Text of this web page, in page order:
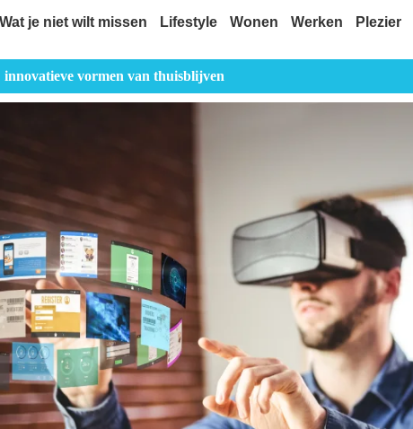
Wat je niet wilt missen Lifestyle Wonen Werken Plezier
vormen van thuisblijven